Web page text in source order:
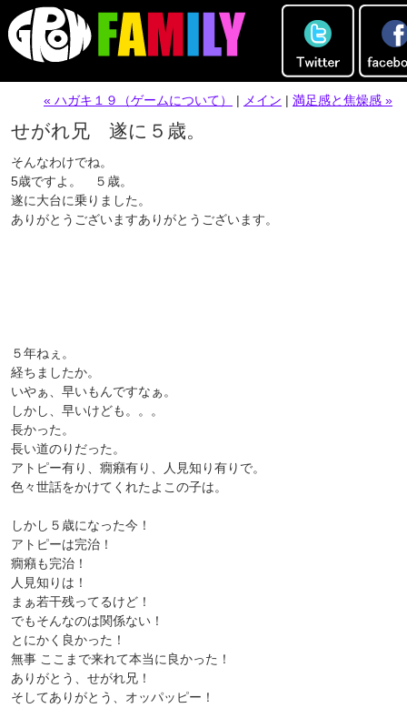
« ハガキ１９（ゲームについて） | メイン | 満足感と焦燥感 »
せがれ兄 遂に５歳。
そんなわけでね。
5歳ですよ。 ５歳。
遂に大台に乗りました。
ありがとうございますありがとうございます。
５年ねぇ。
経ちましたか。
いやぁ、早いもんですなぁ。
しかし、早いけども。。。
長かった。
長い道のりだった。
アトピー有り、癇癪有り、人見知り有りで。
色々世話をかけてくれたよこの子は。
しかし５歳になった今！
アトピーは完治！
癇癪も完治！
人見知りは！
まぁ若干残ってるけど！
でもそんなのは関係ない！
とにかく良かった！
無事 ここまで来れて本当に良かった！
ありがとう、せがれ兄！
そしてありがとう、オッパッピー！